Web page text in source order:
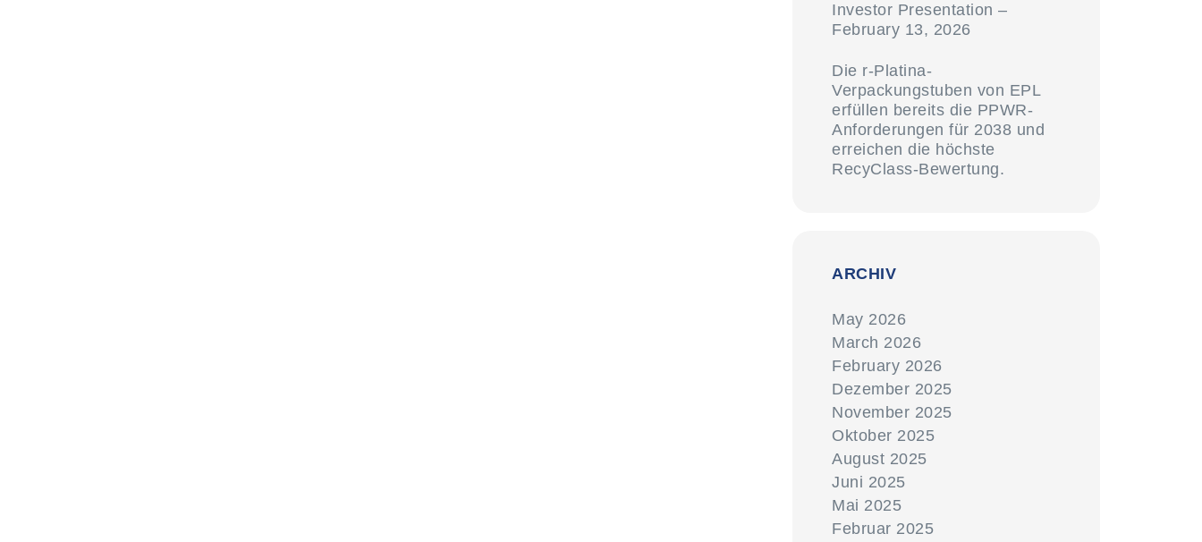
Investor Presentation –
February 13, 2026
Die r-Platina-
Verpackungstuben von EPL
erfüllen bereits die PPWR-
Anforderungen für 2038 und
erreichen die höchste
RecyClass-Bewertung.
ARCHIV
May 2026
March 2026
February 2026
Dezember 2025
November 2025
Oktober 2025
August 2025
Juni 2025
Mai 2025
Februar 2025